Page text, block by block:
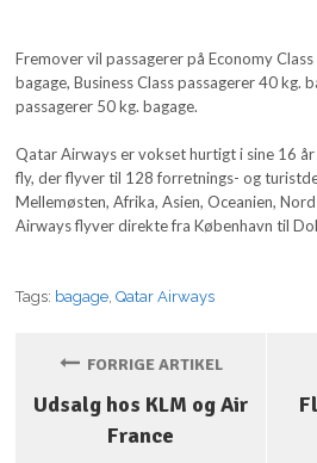
Fremover vil passagerer på Economy
bagage, Business Class passagerer 40 kg.
passagerer 50 kg. bagage.
Qatar Airways er vokset hurtigt i sine 16
fly, der flyver til 128 forretnings- og
Mellemøsten, Afrika, Asien, Oceanien,
Airways flyver direkte fra København til
Tags: bagage,Qatar Airways
FORRIGE ARTIKEL
Udsalg hos KLM og Air
France